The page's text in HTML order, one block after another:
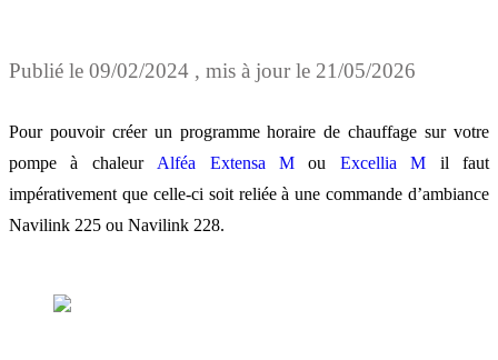
Publié le 09/02/2024 , mis à jour le 21/05/2026
Pour pouvoir créer un programme horaire de chauffage sur votre
pompe à chaleur Alféa Extensa M ou Excellia M il faut
impérativement que celle-ci soit reliée à une commande d’ambiance
Navilink 225 ou Navilink 228.